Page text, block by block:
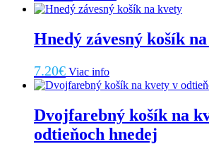
Hnedý závesný košík
7.20€ Viac info
Dvojfarebný košík na
odtieňoch hnedej